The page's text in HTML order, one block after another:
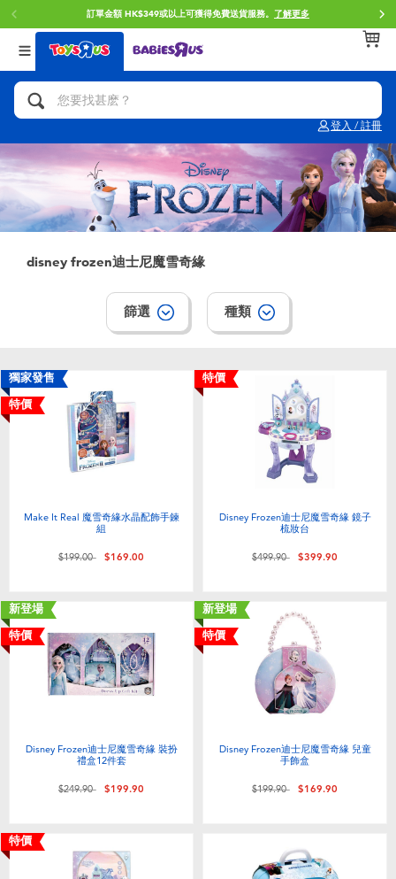
訂單金額 HK$349或以上可獲得免費送貨服務。 了解更多
登入 / 註冊
返回
分類目錄
人氣英雄,角色扮演,射擊玩具
單車,滑板車,騎乘車
拼砌組合及樂高LEGO
玩具車,貨車,火車及遙控系列
手工藝,文具,蠟筆,泥膠,畫板
電子玩具
遊戲及拼圖系列
戶外及運動用品
角色扮演及造型系列
夏日用品
任天堂 Switch
返回
品牌
Brunch Brother 早午餐兄弟
Toy Story反斗奇兵
Spider-Man蜘蛛俠
Mini Brands
Play-Doh培樂多
playpop
LEGO樂高
Fuggler
Globber高樂寶
返回
年齢
0~2歳
3~4歳
5~7歳
12~14歳
disney frozen迪士尼魔雪奇緣
篩選 種類
獨家發售
特價
Make It Real 魔雪奇緣水晶配飾手鍊
組
價格從
$199.00至$169.00
特價
Disney Frozen迪士尼魔雪奇緣 鏡子
梳妝台
價格從
$499.90至$399.90
新登場
特價
Disney Frozen迪士尼魔雪奇緣 裝扮
禮盒12件套
價格從
$249.90至$199.90
新登場
特價
Disney Frozen迪士尼魔雪奇緣 兒童
手飾盒
價格從
$199.90至$169.90
特價